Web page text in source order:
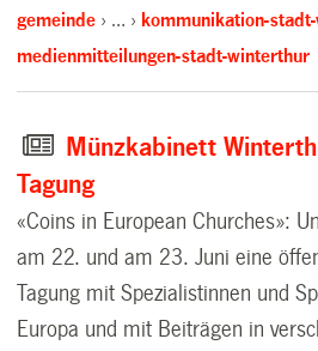
gemeinde …
kommunikation-
medienmitteilungen-stadt-winterthur
Münzkabinett
Tagung
«Coins in European Churches»:
am 22. und am 23. Juni eine
Tagung mit Spezialistinnen und
Europa und mit Beiträgen in